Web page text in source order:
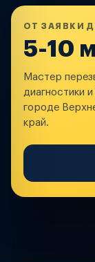
ОТ ЗАЯВКИ
5-10
Мастер
диагностики
городе
край.